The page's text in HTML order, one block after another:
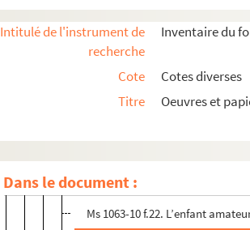
Intitulé de l'instrument de
recherche
Inventaire du
Cote
Cotes diverses
Titre
Oeuvres et
Dans le document :
Ms 1063-10 f.15. La pendule de
Ms 1063-10 f.18. Entends-tu
Ms 1063-10 f.21. Vénitienne.
Ms 1063-10 f.22. L’enfant